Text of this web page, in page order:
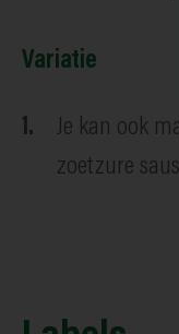
Variatie
Je kan ook
zoetzure